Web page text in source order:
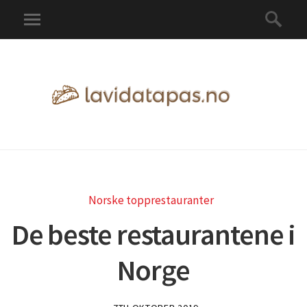
Norske topprestauranter
De beste restaurantene i
Norge